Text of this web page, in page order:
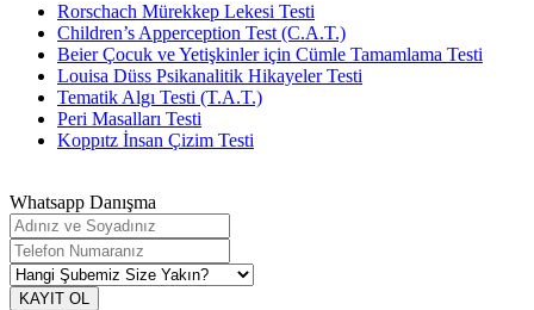
Rorschach Mürekkep Lekesi Testi
Children’s Apperception Test (C.A.T.)
Beier Çocuk ve Yetişkinler için Cümle Tamamlama Testi
Louisa Düss Psikanalitik Hikayeler Testi
Tematik Algı Testi (T.A.T.)
Peri Masalları Testi
Koppıtz İnsan Çizim Testi
Whatsapp Danışma
KAYIT OL